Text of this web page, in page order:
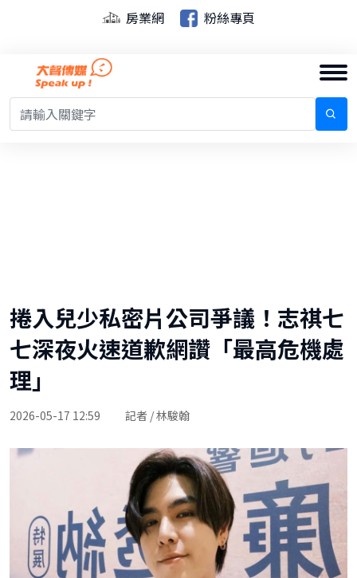
房業網 粉絲專頁
捲入兒少私密片公司爭議！志祺七
七深夜火速道歉網讚「最高危機處
理」
2026-05-17 12:59 記者 / 林駿翰